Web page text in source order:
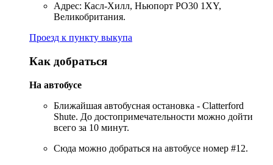
Адрес: Касл-Хилл, Ньюпорт PO30 1XY,
Великобритания.
Проезд к пункту выкупа
Как добраться
На автобусе
Ближайшая автобусная остановка - Clatterford
Shute. До достопримечательности можно дойти
всего за 10 минут.
Сюда можно добраться на автобусе номер #12.